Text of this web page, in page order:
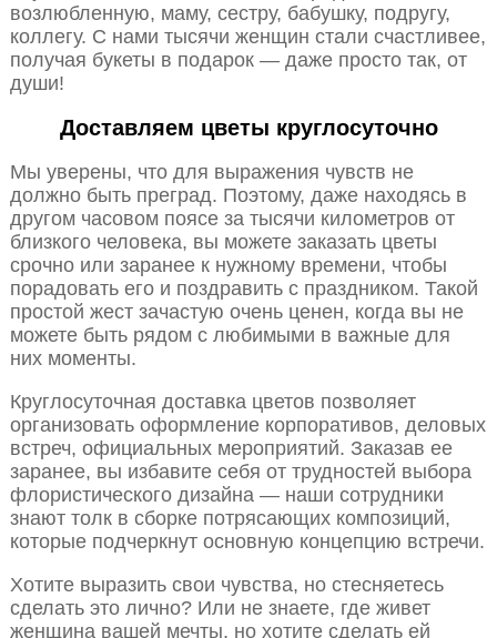
возлюбленную, маму, сестру, бабушку, подругу,
коллегу. С нами тысячи женщин стали счастливее,
получая букеты в подарок — даже просто так, от
души!
Доставляем цветы круглосуточно
Мы уверены, что для выражения чувств не
должно быть преград. Поэтому, даже находясь в
другом часовом поясе за тысячи километров от
близкого человека, вы можете заказать цветы
срочно или заранее к нужному времени, чтобы
порадовать его и поздравить с праздником. Такой
простой жест зачастую очень ценен, когда вы не
можете быть рядом с любимыми в важные для
них моменты.
Круглосуточная доставка цветов позволяет
организовать оформление корпоративов, деловых
встреч, официальных мероприятий. Заказав ее
заранее, вы избавите себя от трудностей выбора
флористического дизайна — наши сотрудники
знают толк в сборке потрясающих композиций,
которые подчеркнут основную концепцию встречи.
Хотите выразить свои чувства, но стесняетесь
сделать это лично? Или не знаете, где живет
женщина вашей мечты, но хотите сделать ей